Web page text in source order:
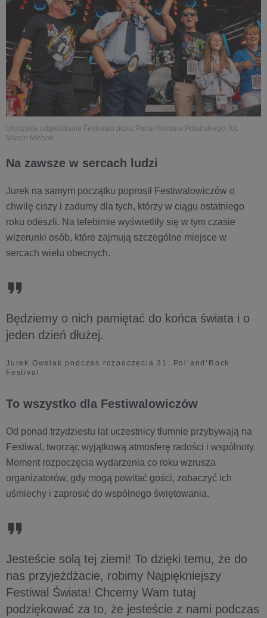
Uroczyste odgwizdanie Festiwalu przez Pana Romana Polańskiego, fot.
Marcin Michoń
Na zawsze w sercach ludzi
Jurek na samym początku poprosił Festiwalowiczów o
chwilę ciszy i zadumy dla tych, którzy w ciągu ostatniego
roku odeszli. Na telebimie wyświetliły się w tym czasie
wizerunki osób, które zajmują szczególne miejsce w
sercach wielu obecnych.
Będziemy o nich pamiętać do końca świata i o
jeden dzień dłużej.
Jurek Owsiak podczas rozpoczęcia 31. Pol’and’Rock
Festival
To wszystko dla Festiwalowiczów
Od ponad trzydziestu lat uczestnicy tłumnie przybywają na
Festiwal, tworząc wyjątkową atmosferę radości i wspólnoty.
Moment rozpoczęcia wydarzenia co roku wzrusza
organizatorów, gdy mogą powitać gości, zobaczyć ich
uśmiechy i zaprosić do wspólnego świętowania.
Jesteście solą tej ziemi! To dzięki temu, że do
nas przyjeżdżacie, robimy Najpiękniejszy
Festiwal Świata! Chcemy Wam tutaj
podziękować za to, że jesteście z nami podczas